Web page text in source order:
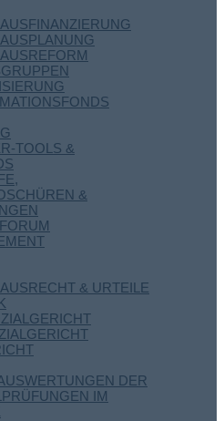
TOOLS &
&
& URTEILE
DER
IM